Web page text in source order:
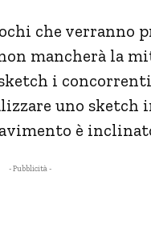
che verranno
mancherà la
i
uno sketch
è
- Pubblicità -